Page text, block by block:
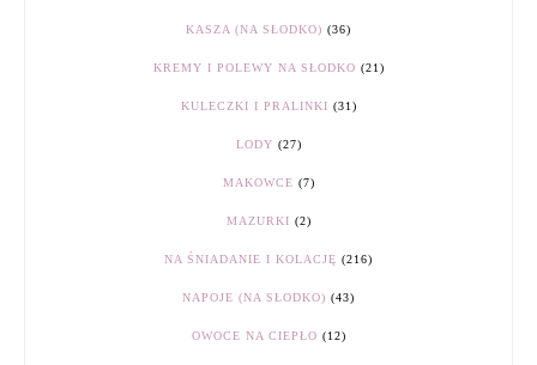
KASZA (NA SŁODKO) (36)
KREMY I POLEWY NA SŁODKO (21)
KULECZKI I PRALINKI (31)
LODY (27)
MAKOWCE (7)
MAZURKI (2)
NA ŚNIADANIE I KOLACJĘ (216)
NAPOJE (NA SŁODKO) (43)
OWOCE NA CIEPŁO (12)